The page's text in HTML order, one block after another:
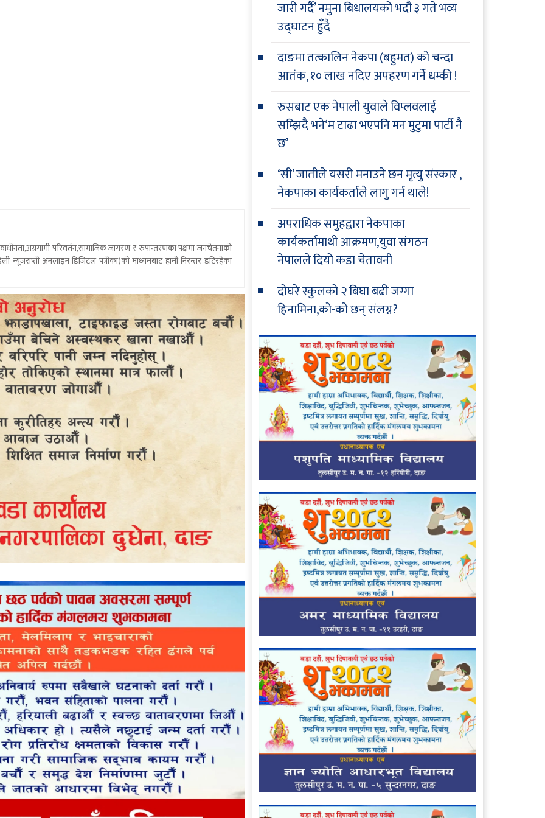
परिवर्तन,सामाजिक जागरण र रुपान्तरणका पक्षमा जनचेतनाको
अनलाइन डिजिटल पत्रीका)को माध्यमबाट हामी निरन्तर डटिरहेका
जारी गर्दै’ नमुना बिधालयको भदौ ३ गते भव्य
उद्घाटन हुँदै
दाङमा तत्कालिन नेकपा (बहुमत) को चन्दा
आतंक, १० लाख नदिए अपहरण गर्ने धम्की !
रुसबाट एक नेपाली युवाले विप्लवलाई
सम्झिदै भने‘म टाढा भएपनि मन मुटुमा पार्टी नै
छ’
‘सी’ जातीले यसरी मनाउने छन मृत्यु संस्कार ,
नेकपाका कार्यकर्ताले लागु गर्न थाले!
अपराधिक समुहद्वारा नेकपाका
कार्यकर्तामाथी आक्रमण,युवा संगठन
नेपालले दियो कडा चेतावनी
दोघरे स्कुलको २ बिघा बढी जग्गा
हिनामिना,को-को छन् संलग्न?